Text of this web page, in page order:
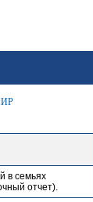
в семьях
отчет).